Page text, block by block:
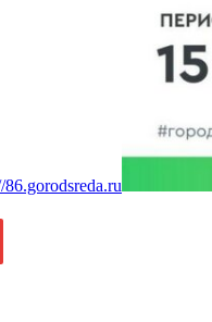
86.gorodsreda.ru